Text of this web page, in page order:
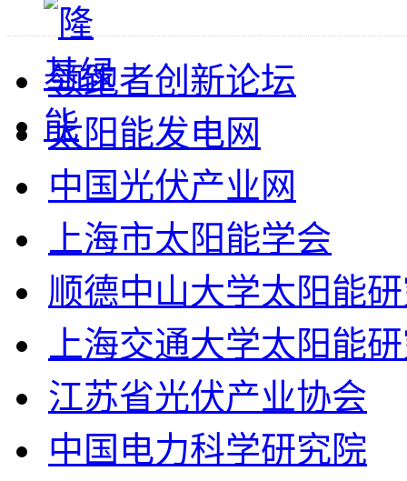
领跑者创新论坛
太阳能发电网
中国光伏产业网
上海市太阳能学会
顺德中山大学太阳能
上海交通大学太阳能
江苏省光伏产业协会
中国电力科学研究院